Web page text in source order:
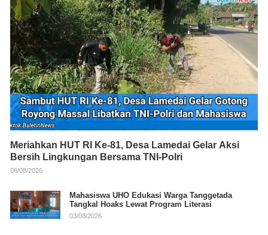
Meriahkan HUT RI Ke-81, Desa Lamedai Gelar Aksi
Bersih Lingkungan Bersama TNI-Polri
06/08/2026
Mahasiswa UHO Edukasi Warga Tanggetada
Tangkal Hoaks Lewat Program Literasi
03/08/2026